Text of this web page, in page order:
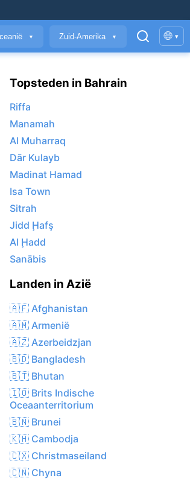
▼ Zuid-Amerika ▼ 🌐 ▾
Topsteden in Bahrain
Riffa
Manamah
Al Muharraq
Dār Kulayb
Madinat Hamad
Isa Town
Sitrah
Jidd Ḩafş
Al Ḩadd
Sanābis
Landen in Azië
🇦🇫 Afghanistan
🇦🇲 Armenië
🇦🇿 Azerbeidzjan
🇧🇩 Bangladesh
🇧🇹 Bhutan
🇮🇴 Brits Indische
Oceaanterritorium
🇧🇳 Brunei
🇰🇭 Cambodja
🇨🇽 Christmaseiland
🇨🇳 Chyna